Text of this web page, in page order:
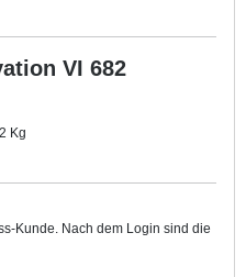
VI 682
Kg
Kunde. Nach dem Login sind die